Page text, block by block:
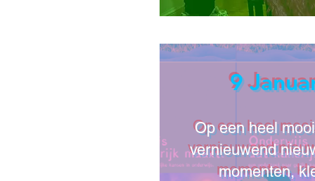
9
Op een heel
vernieuwend
momenten,